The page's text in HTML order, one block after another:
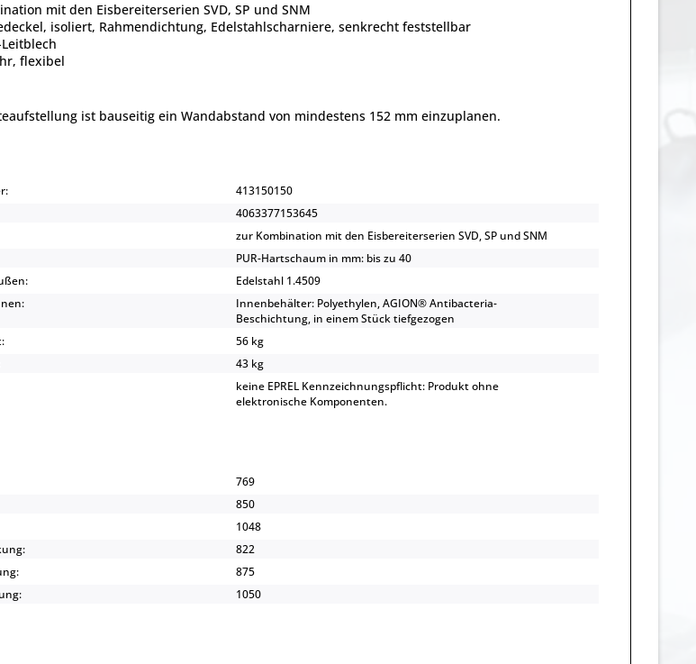
mit den Eisbereiterserien SVD, SP und SNM
isoliert, Rahmendichtung, Edelstahlscharniere, senkrecht feststellbar
flexibel
ist bauseitig ein Wandabstand von mindestens 152 mm einzuplanen.
413150150
4063377153645
zur Kombination mit den Eisbereiterserien SVD, SP und SNM
PUR-Hartschaum in mm: bis zu 40
Edelstahl 1.4509
Innenbehälter: Polyethylen, AGION® Antibacteria-
Beschichtung, in einem Stück tiefgezogen
56 kg
43 kg
keine EPREL Kennzeichnungspflicht: Produkt ohne
elektronische Komponenten.
769
850
1048
822
875
1050